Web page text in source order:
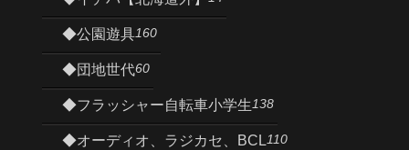
◆公園遊具160
◆団地世代60
◆フラッシャー自転車小学生138
◆オーディオ、ラジカセ、BCL110